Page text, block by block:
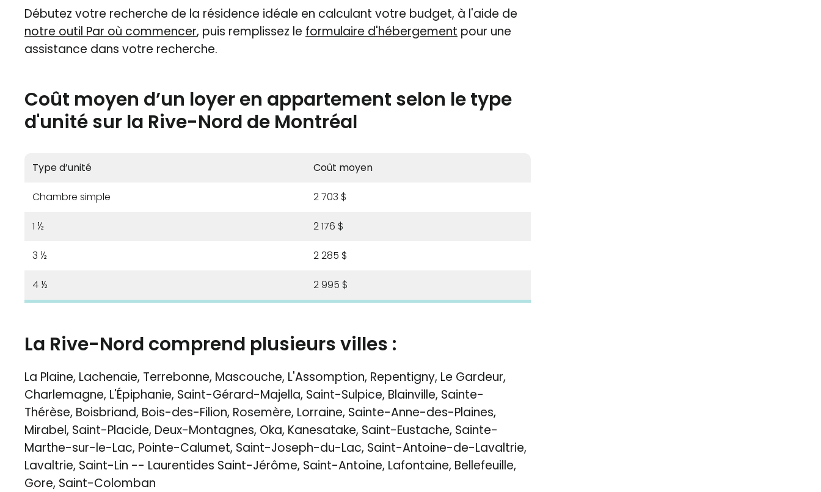
Débutez votre recherche de la résidence idéale en calculant votre budget, à l'aide de
notre outil Par où commencer, puis remplissez le formulaire d'hébergement pour une
assistance dans votre recherche.
Coût moyen d’un loyer en appartement selon le type
d'unité sur la Rive-Nord de Montréal
Type d’unité Coût moyen
Chambre simple 2 703 $
1 ½ 2 176 $
3 ½ 2 285 $
4 ½ 2 995 $
La Rive-Nord comprend plusieurs villes :
La Plaine, Lachenaie, Terrebonne, Mascouche, L'Assomption, Repentigny, Le Gardeur,
Charlemagne, L'Épiphanie, Saint-Gérard-Majella, Saint-Sulpice, Blainville, Sainte-
Thérèse, Boisbriand, Bois-des-Filion, Rosemère, Lorraine, Sainte-Anne-des-Plaines,
Mirabel, Saint-Placide, Deux-Montagnes, Oka, Kanesatake, Saint-Eustache, Sainte-
Marthe-sur-le-Lac, Pointe-Calumet, Saint-Joseph-du-Lac, Saint-Antoine-de-Lavaltrie,
Lavaltrie, Saint-Lin -- Laurentides Saint-Jérôme, Saint-Antoine, Lafontaine, Bellefeuille,
Gore, Saint-Colomban